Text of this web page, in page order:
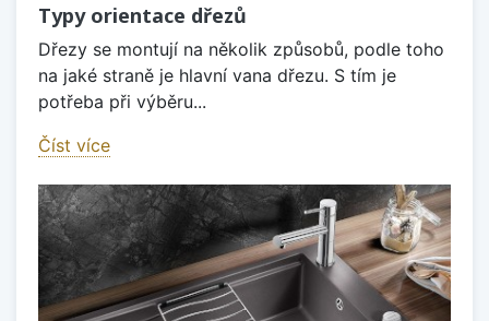
Typy orientace dřezů
Dřezy se montují na několik způsobů, podle toho
na jaké straně je hlavní vana dřezu. S tím je
potřeba při výběru...
Číst více